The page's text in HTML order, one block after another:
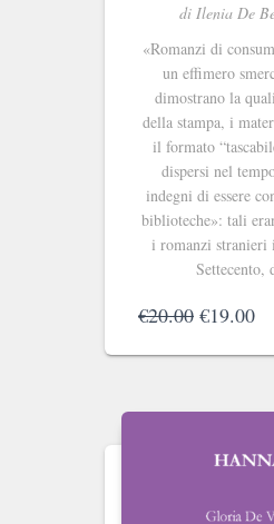
di Ilenia De
«Romanzi di
un effimero
dimostrano la
della stampa, i
il formato
dispersi nel
indegni di essere
biblioteche»: tali
i romanzi stranieri
€20.00 Il
originale
€20.00.
€19.00Il